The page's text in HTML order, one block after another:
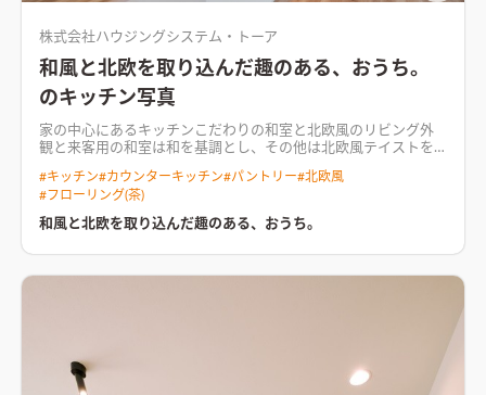
株式会社ハウジングシステム・トーア
和風と北欧を取り込んだ趣のある、おうち。
のキッチン写真
家の中心にあるキッチン こだわりの和室と北欧風のリビング外
観と来客用の和室は和を基調とし、その他は北欧風テイストを
かというくらい、 残したい家屋でしたが、地震と今後のことを
考えて 建替えとなりました。 今までの半分くらいの、建物の大
きさにはなりましたが、 高気密高断熱で、快適に過ごしていた
#キッチン#カウンターキッチン#パントリー#北欧風
# フローリング(茶)
和風と北欧を取り込んだ趣のある、おうち。